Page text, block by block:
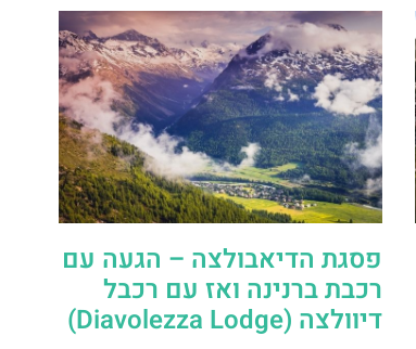
פסגת הדיאבולצה – הגעה עם
רכבת ברנינה ואז עם רכבל
דיוולצה (Diavolezza Lodge)